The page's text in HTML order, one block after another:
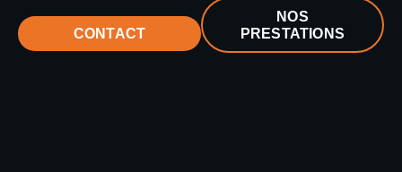
CONTACT
NOS
PRESTATIONS